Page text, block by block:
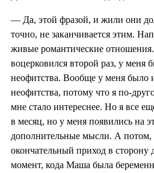
— Да, этой фразой, и жили они
точно, не заканчивается этим.
живые романтические
воцерковился второй раз, у меня
неофитства. Вообще у меня было
неофитства, потому что я по-
мне стало интереснее. Но я все
в месяц, но у меня появились на
дополнительные мысли. А потом,
окончательный приход в сторону
момент, кода Маша была